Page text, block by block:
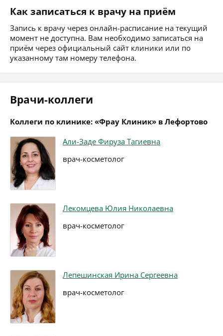
Как записаться к врачу на приём
Запись к врачу через онлайн-расписание на текущий
момент не доступна. Вам необходимо записаться на
приём через официальный сайт клиники или по
указанному там номеру телефона.
Врачи-коллеги
Коллеги по клинике: «Фрау Клиник» в Лефортово
Али-Заде Фируза Тагиевна
врач-косметолог
Лекомцева Юлия Николаевна
врач-косметолог
Лепешинская Ирина Сергеевна
врач-косметолог